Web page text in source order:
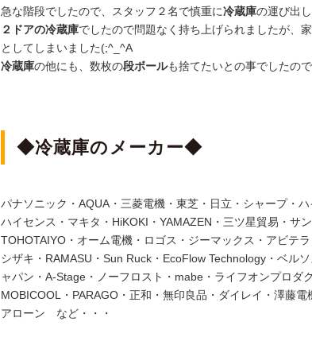
急な階段でしたので、スタッフ２名で慎重に冷蔵庫の運び出
２ドアの冷蔵庫でしたので問題なく持ち上げられましたが、
としてしまいました(;^_^A
冷蔵庫の他にも、数枚の段ボールも捨てたいとの事でしたの
◆冷蔵庫のメーカー◆
パナソニック・AQUA・三菱電機・東芝・日立・シャープ・
ハイセンス・マキタ・HiKOKI・YAMAZEN・三ツ星貿易・サ
TOHOTAIYO・オーム電機・ロゴス・ジーマックス・アビテ
シザキ・RAMASU・Sun Ruck・EcoFlow Technology・ベル
ャパン・A-Stage・ノーフロスト・mabe・ライフオンプロダ
MOBICOOL・PARAGO・正和・無印良品・ダイレイ・澤藤
アローン など・・・